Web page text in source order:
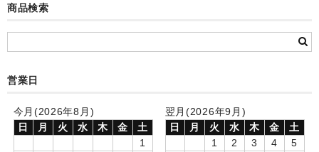
お絵かきギャラリー
卒園DVDアルバム
卒業記念品
商品検索
営業日
今月(2026年8月)
日
月 火 水 木 金
土
1
翌月(2026年9月)
日
月 火 水 木 金
土
1
2 3 4
5